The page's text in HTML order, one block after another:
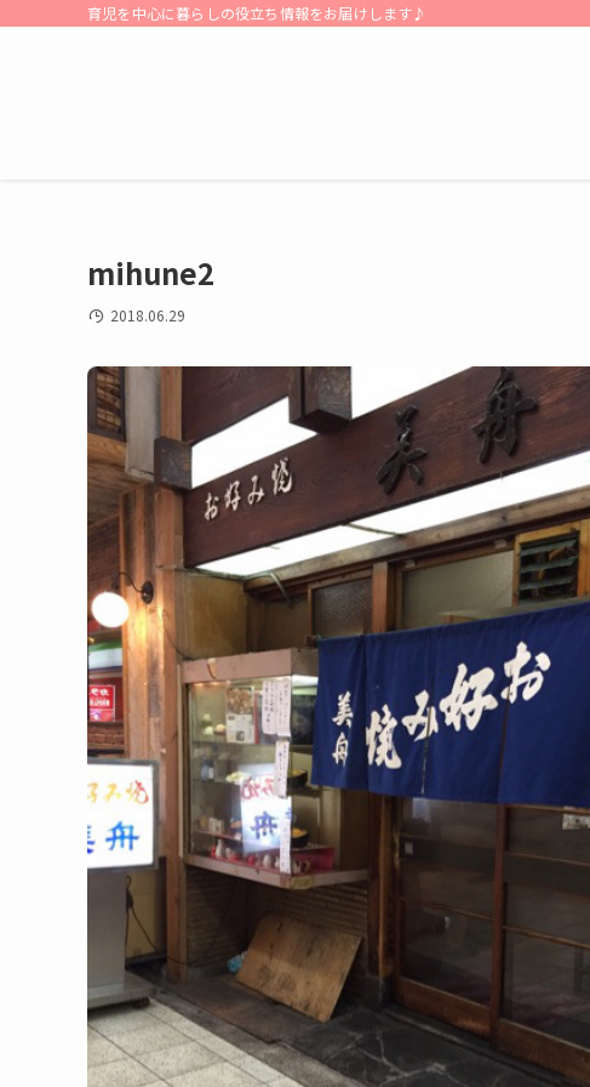
育児を中心に暮らしの役立ち情報をお届けします♪
mihune2
2018.06.29